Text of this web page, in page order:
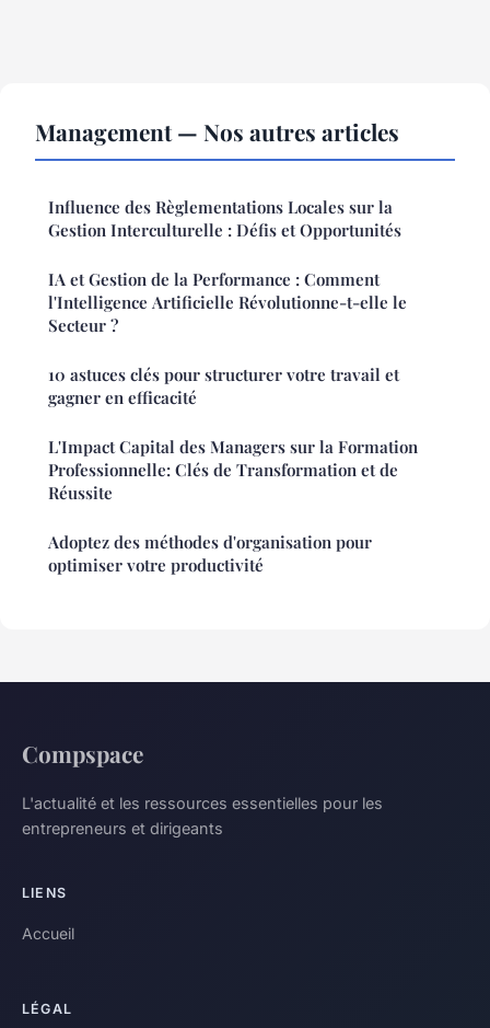
Management — Nos autres articles
Influence des Règlementations Locales sur la
Gestion Interculturelle : Défis et Opportunités
IA et Gestion de la Performance : Comment
l'Intelligence Artificielle Révolutionne-t-elle le
Secteur ?
10 astuces clés pour structurer votre travail et
gagner en efficacité
L'Impact Capital des Managers sur la Formation
Professionnelle: Clés de Transformation et de
Réussite
Adoptez des méthodes d'organisation pour
optimiser votre productivité
Compspace
L'actualité et les ressources essentielles pour les
entrepreneurs et dirigeants
LIENS
Accueil
LÉGAL